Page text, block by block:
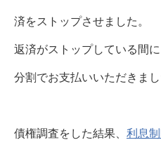
済をストップさせました。
返済がストップしている間
分割でお支払いいただきまし
債権調査をした結果、 利息